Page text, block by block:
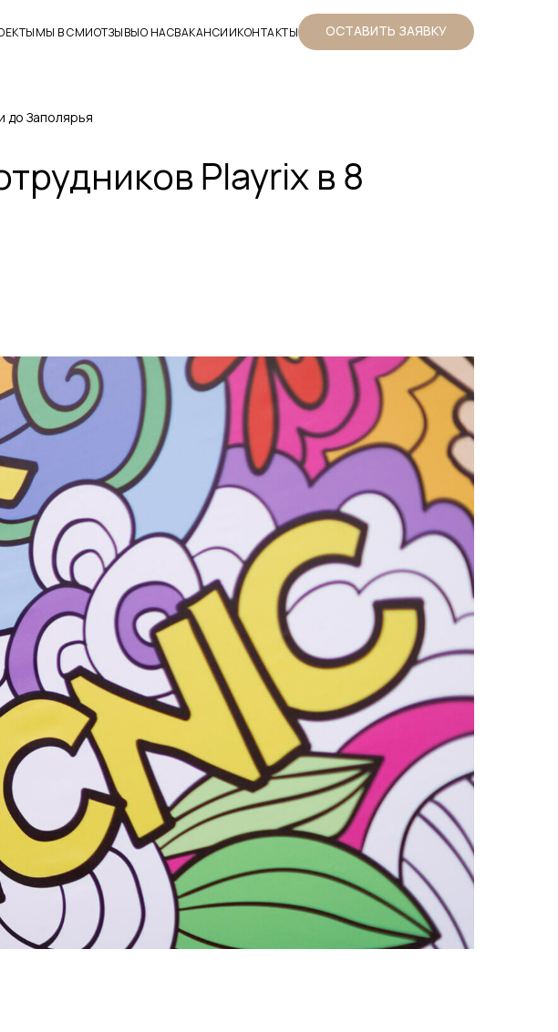
МЫ В СМИ ОТЗЫВЫ О НАСВАКАНСИИ КОНТАКТЫ ОСТАВИТЬ ЗАЯВКУ
до Заполярья
Playrix в 8